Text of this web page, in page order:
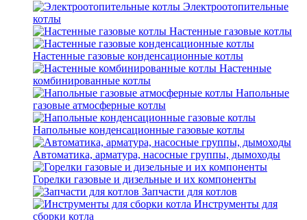
Электроотопительные
котлы
Настенные газовые котлы
Настенные газовые конденсационные котлы
Настенные
комбинированные котлы
Напольные
газовые атмосферные котлы
Напольные конденсационные газовые котлы
Автоматика, арматура, насосные группы, дымоходы
Горелки газовые и дизельные и их компоненты
Запчасти для котлов
Инструменты для
сборки котла